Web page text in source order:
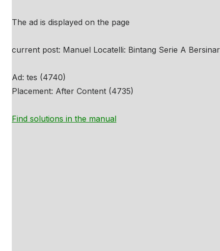
The ad is displayed on the page
current post: Manuel Locatelli: Bintang Serie A
Ad: tes (4740)
Placement: After Content (4735)
Find solutions in the manual